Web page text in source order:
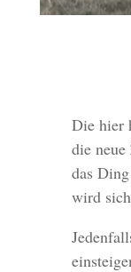
Die hier
die
das
wird